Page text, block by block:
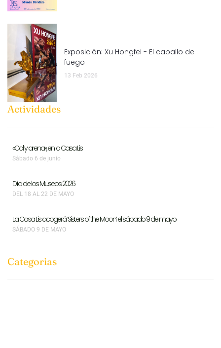
Exposición: Xu Hongfei - El caballo de
fuego
13 Feb 2026
Actividades
«Cal y arena», en la Casa Lis
Sábado 6 de junio
Día de los Museos 2026
DEL 18 AL 22 DE MAYO
La Casa Lis acogerá ‘Sisters of the Moon’ el sábado 9 de mayo
SÁBADO 9 DE MAYO
Categorias